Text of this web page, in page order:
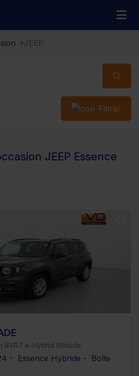
JEEP
Filtrer
JEEP Essence
BVR7 e-Hybrid Altitude
- Essence Hybride - Boîte